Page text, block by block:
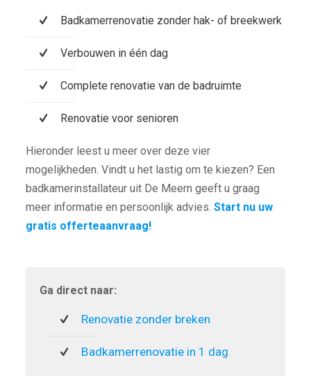
Badkamerrenovatie zonder hak- of breekwerk
Verbouwen in één dag
Complete renovatie van de badruimte
Renovatie voor senioren
Hieronder leest u meer over deze vier
mogelijkheden. Vindt u het lastig om te kiezen? Een
badkamerinstallateur uit De Meern geeft u graag
meer informatie en persoonlijk advies. Start nu uw
gratis offerteaanvraag!
Ga direct naar:
Renovatie zonder breken
Badkamerrenovatie in 1 dag